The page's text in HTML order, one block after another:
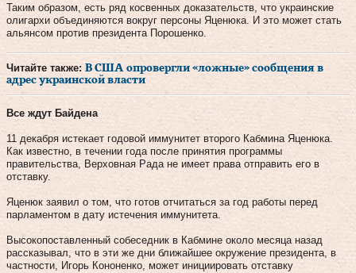
Таким образом, есть ряд косвенных доказательств, что украинские
олигархи объединяются вокруг персоны Яценюка. И это может стать
альянсом против президента Порошенко.
Читайте также: В США опровергли «ложные» сообщения в
адрес украинской власти
Все ждут Байдена
11 декабря истекает годовой иммунитет второго Кабмина Яценюка.
Как известно, в течении года после принятия программы
правительства, Верховная Рада не имеет права отправить его в
отставку.
Яценюк заявил о том, что готов отчитаться за год работы перед
парламентом в дату истечения иммунитета.
Высокопоставленный собеседник в Кабмине около месяца назад
рассказывал, что в эти же дни ближайшее окружение президента, в
частности, Игорь Кононенко, может инициировать отставку